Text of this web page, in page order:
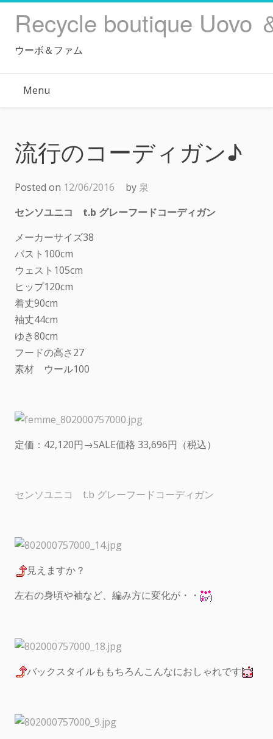
Recycle boutique Uovo
ウーボ＆ファム
Menu
流行のコーディガン♪
Posted on 12/06/2016 by 泉
センソユニコ t.b グレーフードコーディガン
メーカーサイズ38
バスト100cm
ウェスト105cm
ヒップ120cm
着丈90cm
袖丈44cm
ゆき80cm
フードの高さ27
素材 ウール100
定価：42,120円→SALE価格 33,696円（税込）
センソユニコ t.b グレーフードコーディガン
見えますか？
左右の身頃や袖など、編み方に変化が・・
バックスタイルももちろんこんなにおしゃれです